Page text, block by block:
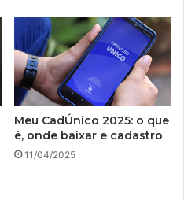
Meu CadÚnico 2025: o que
é, onde baixar e cadastro
11/04/2025